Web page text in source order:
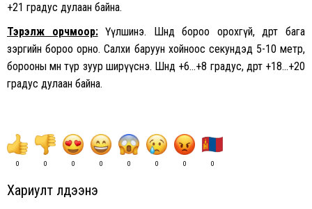
+21 градус дулаан байна.
Тэрэлж орчмоор: Үүлшинэ. Шөнөдөө бороо орохгүй, өдөртөө бага
зэргийн бороо орно. Салхи баруун хойноос секундэд 5-10 метр,
борооны өмнө түр зуур ширүүснэ. Шөнөдөө +6…+8 градус, өдөртөө +18…+20
градус дулаан байна.
0 0 0 0 0 0 0 0
Хариулт үлдээнэ үү